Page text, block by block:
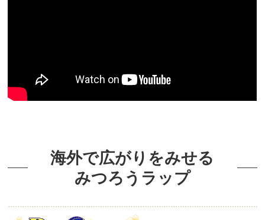
海外で広がりをみせる
みつろうラップ